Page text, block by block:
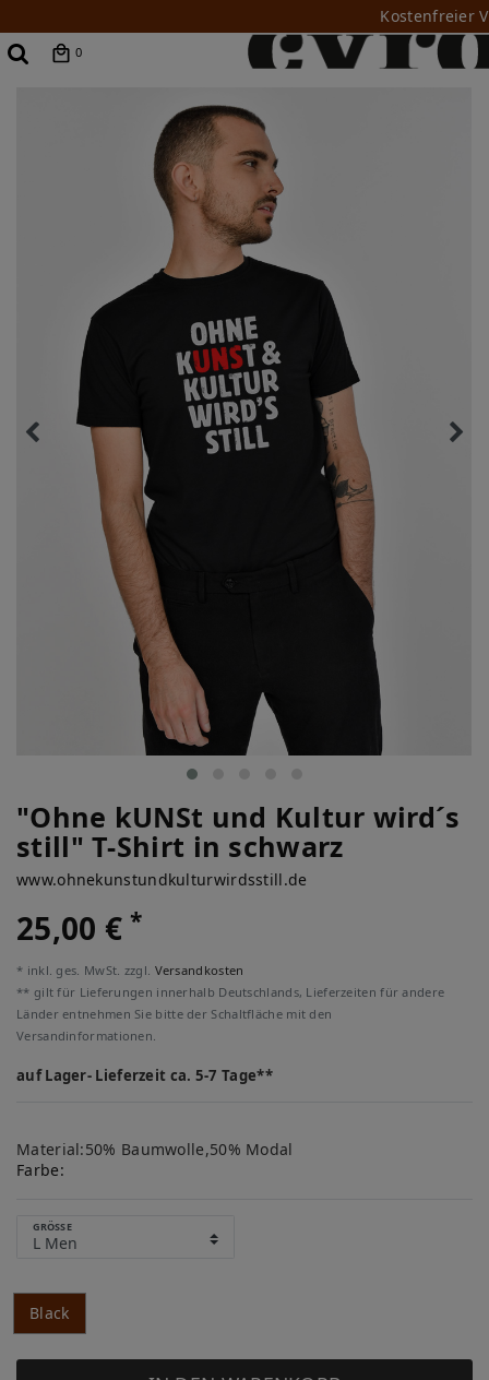
Kostenfreier
0
"Ohne kUNSt und Kultur wird´s
still" T-Shirt in schwarz
www.ohnekunstundkulturwirdsstill.de
25,00 €*
* inkl. ges. MwSt. zzgl. Versandkosten
** gilt für Lieferungen innerhalb Deutschlands, Lieferzeiten für andere
Länder entnehmen Sie bitte der Schaltfläche mit den
Versandinformationen.
auf Lager- Lieferzeit ca. 5-7 Tage**
Material:50% Baumwolle,50% Modal
Farbe:
GRÖSSE
Black